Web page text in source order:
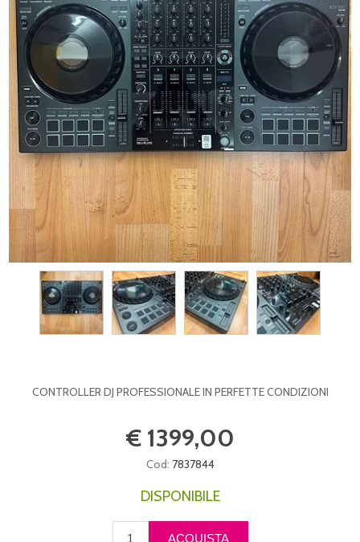
CONTROLLER DJ PROFESSIONALE IN PERFETTE CONDIZIONI
€ 1399,00
Cod: 7837844
DISPONIBILE